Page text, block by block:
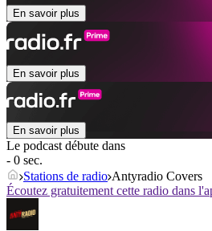
En savoir plus
En savoir plus
En savoir plus
Le podcast débute dans
- 0 sec.
Stations de radio Antyradio Covers
Écoutez gratuitement cette radio dans